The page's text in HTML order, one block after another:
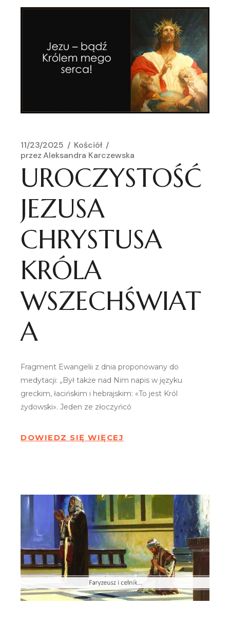
11/23/2025
Kościół
przez Aleksandra Karczewska
UROCZYSTOŚĆ
JEZUSA
CHRYSTUSA
KRÓLA
WSZECHŚWIAT
A
Fragment Ewangelii z dnia proponowany do
medytacji: „Był także nad Nim napis w języku
greckim, łacińskim i hebrajskim: «To jest Król
żydowski». Jeden ze złoczyńcó
DOWIEDZ SIĘ WIĘCEJ